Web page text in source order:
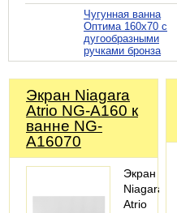
Чугунная ванна
Оптима 160х70 с
дугообразными
ручками бронза
Экран Niagara
Atrio NG-A160 к
ванне NG-
A16070
Экран
Niagara
Atrio